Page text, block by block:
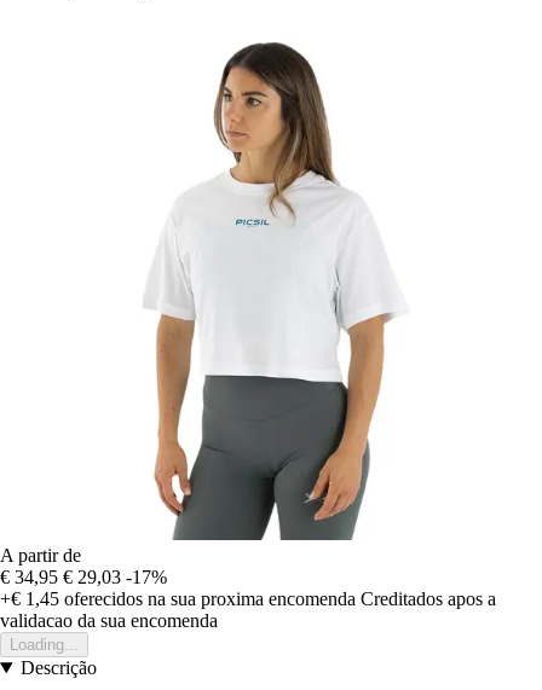
A partir de
€ 34,95 € 29,03 -17%
+€ 1,45 oferecidos na sua proxima encomenda Creditados apos a
validacao da sua encomenda
Loading...
Descrição